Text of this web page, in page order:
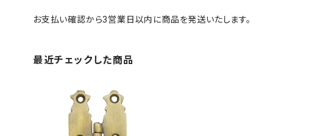
お支払い確認から3営業日以内に商品を発送いたします。
最近チェックした商品